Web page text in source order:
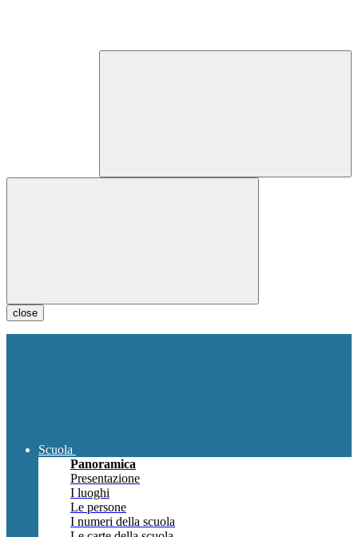
close
Scuola
Panoramica
Presentazione
I luoghi
Le persone
I numeri della scuola